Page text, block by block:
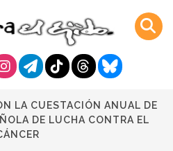
LA CUESTACIÓN ANUAL DE
DE LUCHA CONTRA EL